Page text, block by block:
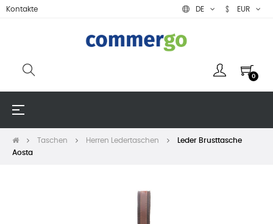
Kontakte DE EUR
0
Umschalten
☰
Taschen Herren Ledertaschen
Leder Brusttasche
Aosta